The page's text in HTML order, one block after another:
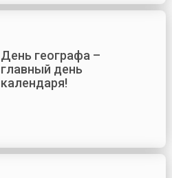
День географа –
главный день
календаря!